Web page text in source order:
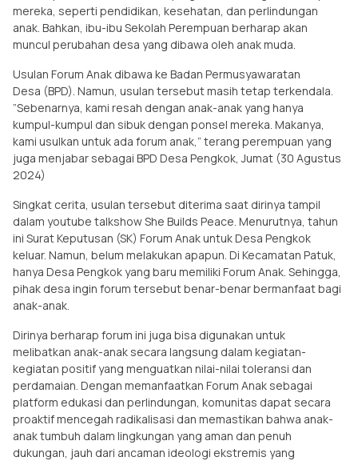
mereka, seperti pendidikan, kesehatan, dan perlindungan
anak. Bahkan, ibu-ibu Sekolah Perempuan berharap akan
muncul perubahan desa yang dibawa oleh anak muda.
Usulan Forum Anak dibawa ke Badan Permusyawaratan
Desa (BPD). Namun, usulan tersebut masih tetap terkendala.
”Sebenarnya, kami resah dengan anak-anak yang hanya
kumpul-kumpul dan sibuk dengan ponsel mereka. Makanya,
kami usulkan untuk ada forum anak,” terang perempuan yang
juga menjabar sebagai BPD Desa Pengkok, Jumat (30 Agustus
2024)
Singkat cerita, usulan tersebut diterima saat dirinya tampil
dalam youtube talkshow She Builds Peace. Menurutnya, tahun
ini Surat Keputusan (SK) Forum Anak untuk Desa Pengkok
keluar. Namun, belum melakukan apapun. Di Kecamatan Patuk,
hanya Desa Pengkok yang baru memiliki Forum Anak. Sehingga,
pihak desa ingin forum tersebut benar-benar bermanfaat bagi
anak-anak.
Dirinya berharap forum ini juga bisa digunakan untuk
melibatkan anak-anak secara langsung dalam kegiatan-
kegiatan positif yang menguatkan nilai-nilai toleransi dan
perdamaian. Dengan memanfaatkan Forum Anak sebagai
platform edukasi dan perlindungan, komunitas dapat secara
proaktif mencegah radikalisasi dan memastikan bahwa anak-
anak tumbuh dalam lingkungan yang aman dan penuh
dukungan, jauh dari ancaman ideologi ekstremis yang